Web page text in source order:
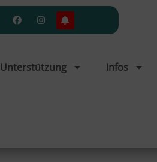
Unterstützung Infos